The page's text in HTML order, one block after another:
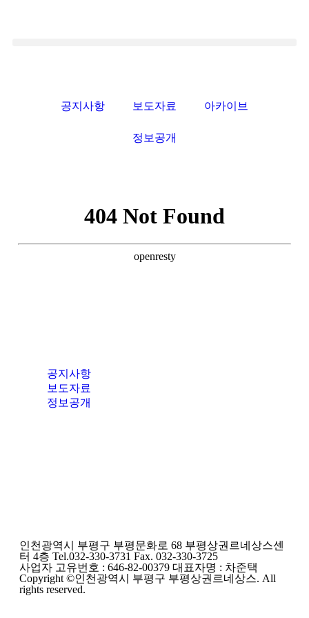
공지사항 보도자료 아카이브
정보공개
공지사항
보도자료
정보공개
인천광역시 부평구 부평문화로 68 부평상권르네상스센
터 4층 Tel.032-330-3731 Fax. 032-330-3725
사업자 고유번호 : 646-82-00379 대표자명 : 차준택
Copyright ©인천광역시 부평구 부평상권르네상스. All
rights reserved.